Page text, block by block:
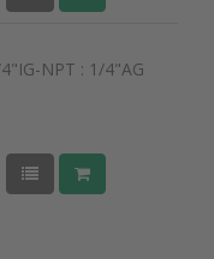
NPT : 1/4"AG